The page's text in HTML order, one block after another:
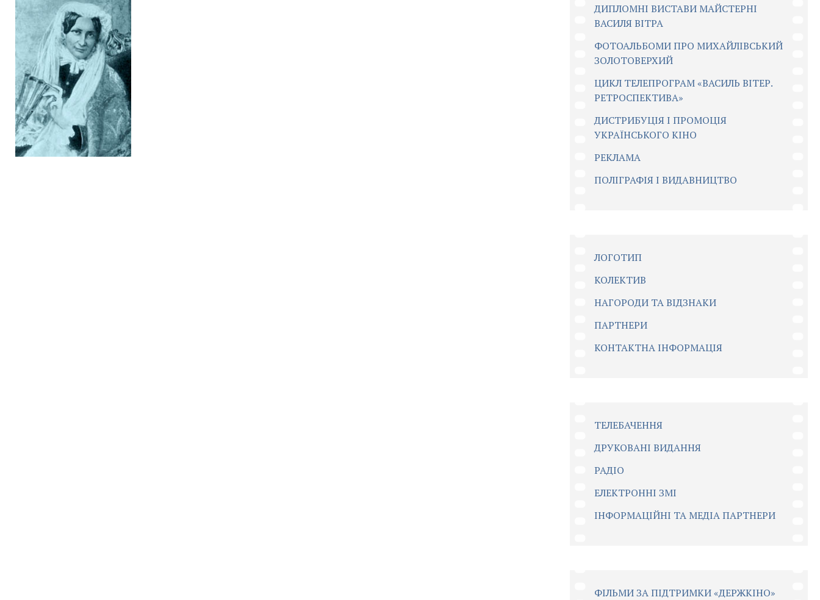
ДИПЛОМНІ ВИСТАВИ МАЙСТЕРНІ
ВАСИЛЯ ВІТРА
ФОТОАЛЬБОМИ ПРО МИХАЙЛІВСЬКИЙ
ЗОЛОТОВЕРХИЙ
ЦИКЛ ТЕЛЕПРОГРАМ «ВАСИЛЬ ВІТЕР.
РЕТРОСПЕКТИВА»
ДИСТРИБУЦІЯ І ПРОМОЦІЯ
УКРАЇНСЬКОГО КІНО
РЕКЛАМА
ПОЛІГРАФІЯ І ВИДАВНИЦТВО
ЛОГОТИП
КОЛЕКТИВ
НАГОРОДИ ТА ВІДЗНАКИ
ПАРТНЕРИ
КОНТАКТНА ІНФОРМАЦІЯ
ТЕЛЕБАЧЕННЯ
ДРУКОВАНІ ВИДАННЯ
РАДІО
ЕЛЕКТРОННІ ЗМІ
ІНФОРМАЦІЙНІ ТА МЕДІА ПАРТНЕРИ
ФІЛЬМИ ЗА ПІДТРИМКИ «ДЕРЖКІНО»